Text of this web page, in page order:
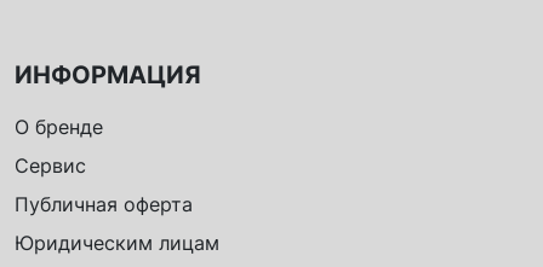
ИНФОРМАЦИЯ
О бренде
Сервис
Публичная оферта
Юридическим лицам